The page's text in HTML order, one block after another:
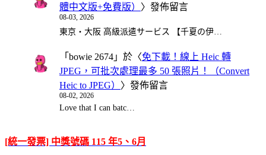
體中文版+免費版） 〉發佈留言
08-03, 2026
東京・大阪 高級派遣サービス 【千夏の伊…
「 bowie 2674 」於〈免下載！線上 Heic 轉
JPEG，可批次處理最多 50 張照片！（Convert
Heic to JPEG） 〉發佈留言
08-02, 2026
Love that I can batc…
[統一發票] 中獎號碼 115 年5、6月